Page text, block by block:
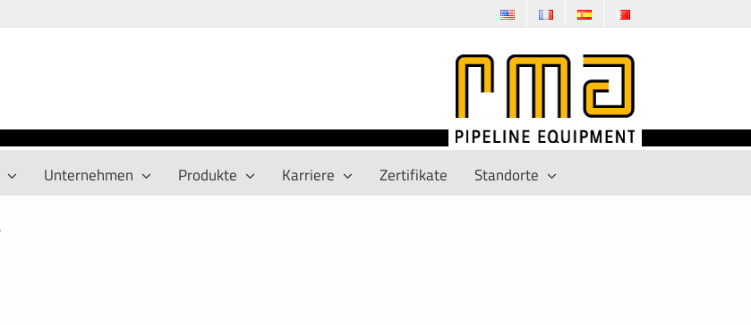
Unternehmen Produkte Karriere Zertifikate Standorte